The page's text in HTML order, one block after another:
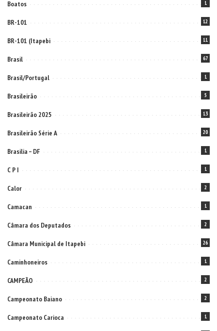
Boatos 1
BR-101 12
BR-101 (Itapebi 11
Brasil 67
Brasil/Portugal 1
Brasileirão 5
Brasileirão 2025 13
Brasileirão Série A 20
Brasilia – DF 1
C P I 1
Calor 2
Camacan 1
Câmara dos Deputados 2
Câmara Municipal de Itapebi 26
Caminhoneiros 1
CAMPEÃO 2
Campeonato Baiano 2
Campeonato Carioca 1